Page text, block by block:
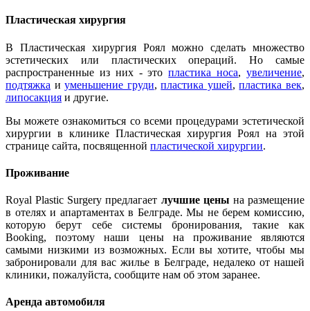
Пластическая хирургия
В Пластическая хирургия Роял можно сделать множество
эстетических или пластических операций. Но самые
распространенные из них - этопластика носа,увеличение,
подтяжка иуменьшение груди,пластика ушей,пластика век,
липосакция и другие.
Вы можете ознакомиться со всеми процедурами эстетической
хирургии в клинике Пластическая хирургия Роял на этой
странице сайта, посвященной пластической хирургии.
Проживание
Royal Plastic Surgery предлагает лучшие цены на размещение
в отелях и апартаментах в Белграде. Мы не берем комиссию,
которую берут себе системы бронирования, такие как
Booking, поэтому наши цены на проживание являются
самыми низкими из возможных. Если вы хотите, чтобы мы
забронировали для вас жилье в Белграде, недалеко от нашей
клиники, пожалуйста, сообщите нам об этом заранее.
Аренда автомобиля